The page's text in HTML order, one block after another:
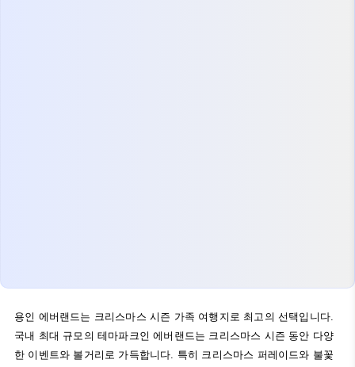
용인 에버랜드는 크리스마스 시즌 가족 여행지로 최고의 선택입니다.
국내 최대 규모의 테마파크인 에버랜드는 크리스마스 시즌 동안 다양
한 이벤트와 볼거리로 가득합니다. 특히 크리스마스 퍼레이드와 불꽃